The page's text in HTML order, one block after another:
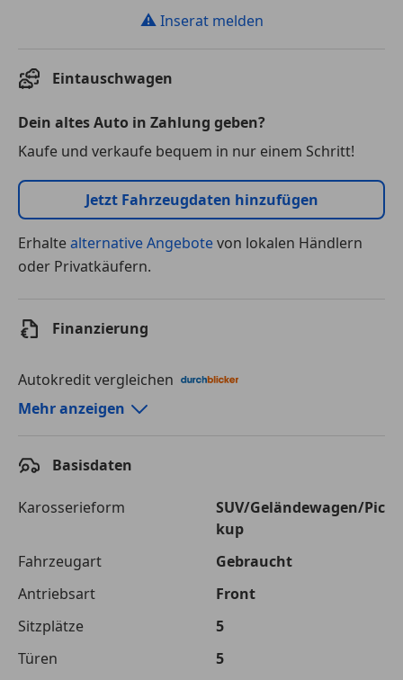
⚠ Inserat melden
Eintauschwagen
Dein altes Auto in Zahlung geben?
Kaufe und verkaufe bequem in nur einem Schritt!
Jetzt Fahrzeugdaten hinzufügen
Erhaltealternative Angebotevon lokalen Händlern
oder Privatkäufern.
Finanzierung
Autokredit vergleichen
Autokredit-Rechner von durchblicker.at
120 Monate
Kreditbetrag
€ 29 000,-
Gesamtbetrag
Einberechnete Gebühren
€ 0,-
Mehr anzeigen
Basisdaten
Karosserieform
SUV/Geländewagen/Pic
kup
Fahrzeugart
Gebraucht
Antriebsart
Front
Sitzplätze
5
Türen
5